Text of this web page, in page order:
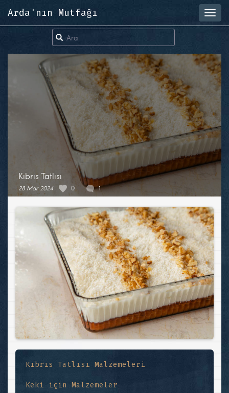
Arda'nın Mutfağı
Kıbrıs Tatlısı
28 Mar 2024 0 1
Kıbrıs Tatlısı Malzemeleri
Keki için Malzemeler